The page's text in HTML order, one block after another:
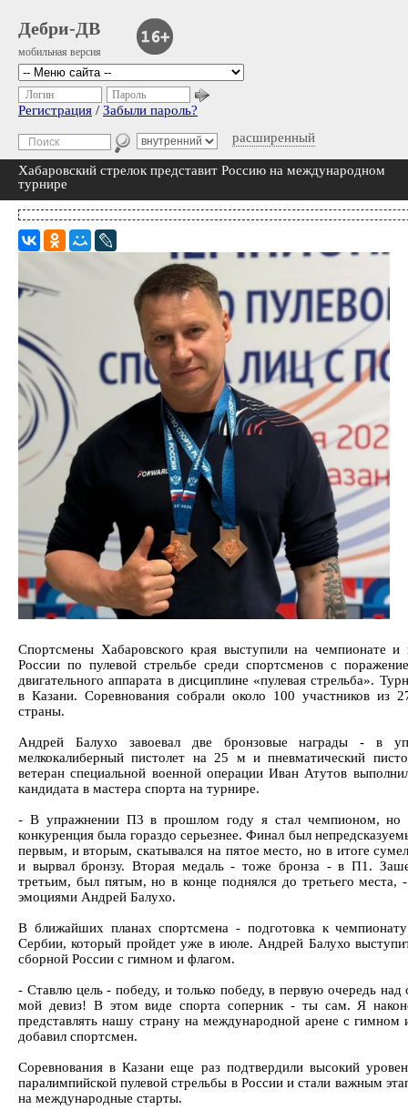
Дебри-ДВ
мобильная версия
расширенный
Логин Пароль
Регистрация / Забыли пароль?
Хабаровский стрелок представит Россию на международном
турнире
Спортсмены Хабаровского края выступили на чемпионате и
России по пулевой стрельбе среди спортсменов с
двигательного аппарата в дисциплине «пулевая стрельба».
в Казани. Соревнования собрали около 100 участников из
страны.
Андрей Балухо завоевал две бронзовые награды - в
мелкокалиберный пистолет на 25 м и пневматический
ветеран специальной военной операции Иван Атутов
кандидата в мастера спорта на турнире.
- В упражнении П3 в прошлом году я стал чемпионом, но
конкуренция была гораздо серьезнее. Финал был
первым, и вторым, скатывался на пятое место, но в итоге
и вырвал бронзу. Вторая медаль - тоже бронза - в П1.
третьим, был пятым, но в конце поднялся до третьего места,
эмоциями Андрей Балухо.
В ближайших планах спортсмена - подготовка к
Сербии, который пройдет уже в июле. Андрей Балухо
сборной России с гимном и флагом.
- Ставлю цель - победу, и только победу, в первую очередь над
мой девиз! В этом виде спорта соперник - ты сам. Я
представлять нашу страну на международной арене с гимном
добавил спортсмен.
Соревнования в Казани еще раз подтвердили высокий
паралимпийской пулевой стрельбы в России и стали важным
на международные старты.